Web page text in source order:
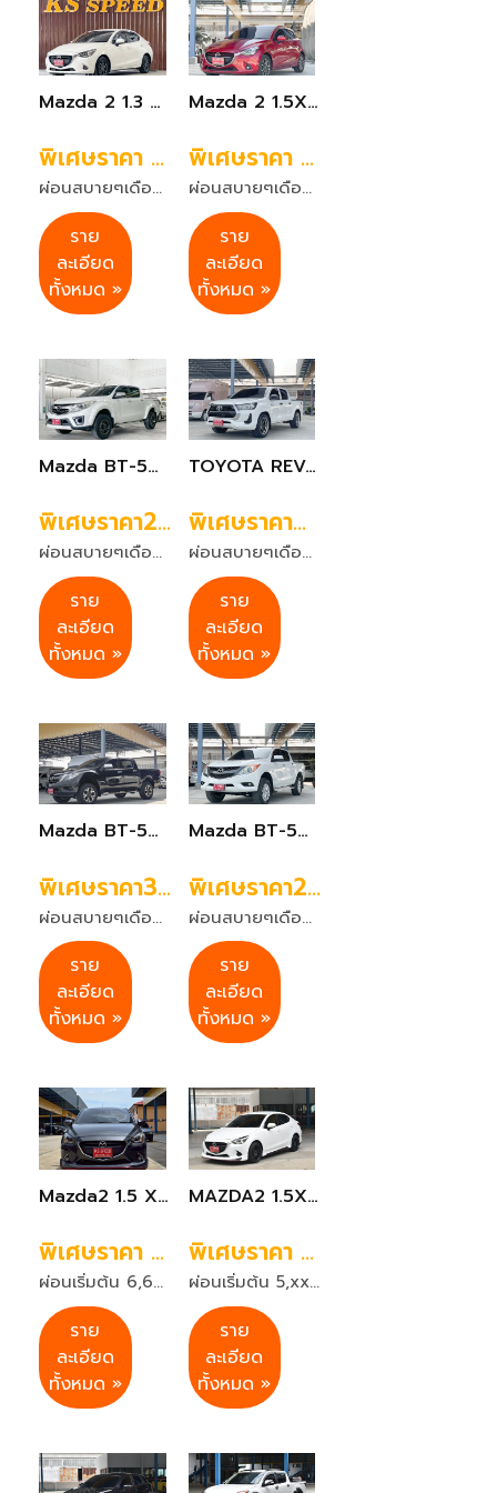
Mazda 2 1.3 Skyactiv High Connect เกียร์ออโต้ ปี2019 สีขาว
พิเศษราคา 299,999 บาท
ผ่อนสบายๆเดือนละ 5,022 บาท 84 งวด
ราย
ละเอียด
ทั้งหมด »
Mazda 2 1.5XD Sport High Plus เกียร์ A/T ปี2017 สีแดง
พิเศษราคา 299,990 บาท
ผ่อนสบายๆเดือนละ 5,022 บาท 84 งวด
ราย
ละเอียด
ทั้งหมด »
Mazda BT-50 PRO 2.2 Hi-Racer Double Cab เกียร์ออโต้ ปี2014 สีขาว
พิเศษราคา299,999 บาท
ผ่อนสบายๆเดือนละ 5,398 บาท 84 งวด
ราย
ละเอียด
ทั้งหมด »
TOYOTA REVO 2.4 ENTRY DOUBLE CAB เกียร์ M/T ปี2023 สีขาว
พิเศษราคา459,999 บาท
ผ่อนสบายๆเดือนละ 8,473 บาท 84 งวด
ราย
ละเอียด
ทั้งหมด »
Mazda BT-50 PRO 2.2 Hi-Racer Double Cab เกียร์ออโต้ ปี2019 สีดำ
พิเศษราคา399,999 บาท
ผ่อนสบายๆเดือนละ 7,368 บาท 72 งวด
ราย
ละเอียด
ทั้งหมด »
Mazda BT-50 PRO 2.2 Hi-Racer Double Cab เกียร์ออโต้ ปี2012 สีขาว
พิเศษราคา269,999 บาท
ผ่อนสบายๆเดือนละ 6,146 บาท 72 งวด
ราย
ละเอียด
ทั้งหมด »
Mazda2 1.5 XD Sport High Plus L ปี2018 สีเทา เกียร์ออโต้
พิเศษราคา 359,999 บาท
ผ่อนเริ่มต้น 6,631 บาท 72 งวด
ราย
ละเอียด
ทั้งหมด »
MAZDA2 1.5XD HIGH CONNECT ดีเซล เกียร์ออโต้ สีขาว ปี 2018
พิเศษราคา 299,999 บาท
ผ่อนเริ่มต้น 5,xxx บาท 72 งวด
ราย
ละเอียด
ทั้งหมด »